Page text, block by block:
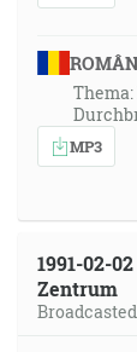
MP3
1991-02-
Zentrum